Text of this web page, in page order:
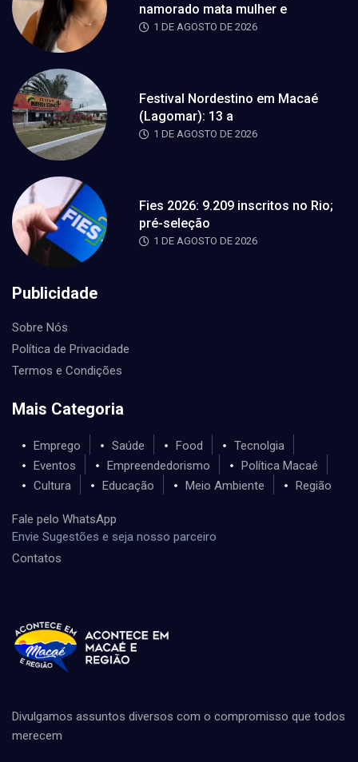
namorado mata mulher e
1 DE AGOSTO DE 2026
Festival Nordestino em Macaé
(Lagomar): 13 a
1 DE AGOSTO DE 2026
Fies 2026: 9.209 inscritos no Rio;
pré-seleção
1 DE AGOSTO DE 2026
Publicidade
Sobre Nós
Política de Privacidade
Termos e Condições
Mais Categoria
Emprego Saúde Food
Tecnolgia
Eventos
Empreendedorismo
Política Macaé
Cultura
Educação Meio Ambiente Região
Fale pelo WhatsApp
Envie Sugestões e seja nosso parceiro
Contatos
Divulgamos assuntos diversos com o compromisso que todos
merecem